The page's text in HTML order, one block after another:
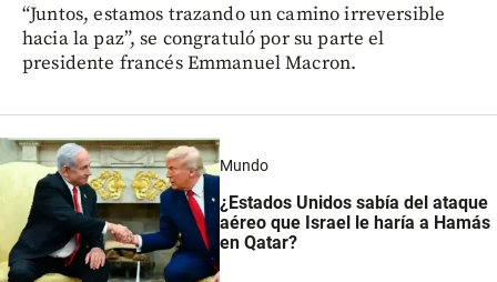
“Juntos, estamos trazando un camino irreversible
hacia la paz”, se congratuló por su parte el
presidente francés Emmanuel Macron.
Mundo
¿Estados Unidos sabía del ataque
aéreo que Israel le haría a Hamás
en Qatar?